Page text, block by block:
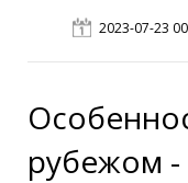
2023-07-23
рубежом